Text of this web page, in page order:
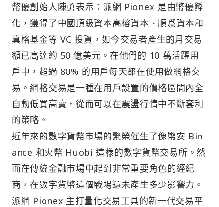
幣優創始人陳勇表示：派網 Pionex 是由幣優孵
化，獲得了中國頂級資本高榕資本、順爲資本和
真格基金等 VC 投資，如今交易者產生的月交易
額已高達約 50 億美元。在他們的 10 萬活躍用
戶中，超過 80% 的用戶每天都在使用做網格交
易。網格交易是一種在用戶設置的價格區間內全
自動低買高賣，從而可以在震盪行情中不斷套利
的策略。
近年來的數字貨幣市場的繁榮催生了像幣安 Bin
ance 和火幣 Huobi 這樣的數字貨幣交易所。然
而在傳統金融市場中起到非常重要角色的經紀
商，在數字貨幣這個戰場還未產生多少影響力。
派網 Pionex 主打量化交易工具的新一代交易平